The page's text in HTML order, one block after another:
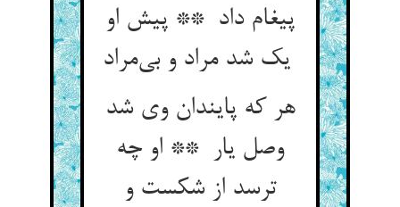
پیغام داد ** پیش او
هر که پایندان وی شد
وصل یار ** او چه
ترسد از شکست و